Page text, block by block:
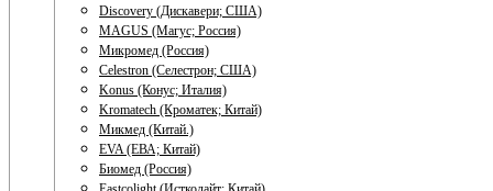
Discovery (Дискавери; США)
MAGUS (Магус; Россия)
Микромед (Россия)
Celestron (Селестрон; США)
Konus (Конус; Италия)
Kromatech (Кроматек; Китай)
Микмед (Китай.)
EVA (ЕВА; Китай)
Биомед (Россия)